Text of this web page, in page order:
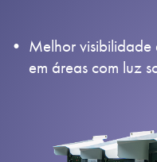
Melhor
em áreas com luz